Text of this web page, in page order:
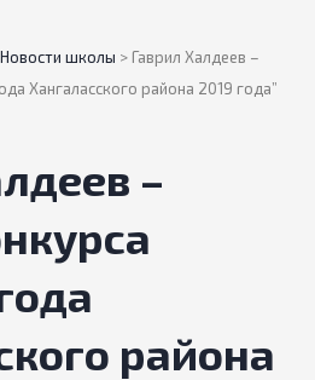
Новости школы > Гаврил Халдеев –
Хангаласского района 2019 года”
–
района